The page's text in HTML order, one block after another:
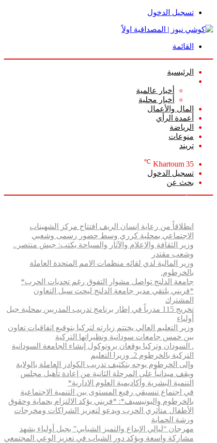
تسجيل الدخول
القائمة
الرئيسية
أخبار عالمية
أخبار محلية
المال والأعمال
أعمدة الرأي
الرياضة
منوعات
تريند
Khartoum 35
℃
تسجيل الدخول
بحث عن
انطلاقاً من رعاية إنسان الريف افتتاح مركز الشهيناب
الاجتماعي بمحلية كرري وسط حضور رسمى وشعبي
وزير الثقافة والإعلام والآثار والسياحة يكتب: جيش منتصر..
وشعب مقتدر
وزير المالية لدي لقائه منظمات الامم المتحدة العاملة
بالخرطوم.
جامعة الدلنج تواصل مشوار التفوق رغم تحديات الحرب*
*فريني يلتقي مدير جامعة الدلنج لبحث سبل التعاون
المشترك
تخريج 115 مدرباً في إطار برنامج تدريب المدربين بمحلية جبل
أولياء
وزير التعليم العالي يختتم زيارته لتركيا بتوقيع اتفاقيات تعاون
بين خمس جامعات سودانية ونظيراتها التركية
. السودان وتركيا يوقعان بروتوكول إنشاء الجامعة السودانية
التركية بالخرطوم 2. وزيرا التعليم
وإلى الخرطوم يوجه بتكثيف تدريب الكوادر العاملة بالولاية
ويقف ميدانياً على المرحلة الثانية من إعادة تأهيل مجلس
التنمية البشرية وأكاديمية العلوم الادارية*
في اجتماع تنسيقي رفيع المستوى بين التنمية الاجتماعية
بالخرطوم واليونيسيف*: *​فريني يؤكد الالتزام بحماية وحقوق
الأطفال متأثري الحرب ويدعو لتعزيز الشراكات ومخرجات
ورشة الحماية
مهرجان “ليالي الإبداع والتميز الشبابي” بجبل أولياء يشهد
مشاركة واسعة ويؤكد دور الشباب في تعزيز الوعي المجتمعي